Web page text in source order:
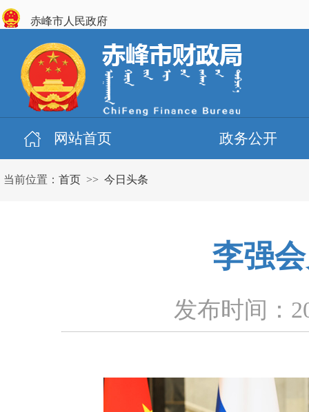
赤峰市人民政府
网站首页 政务公开
当前位置： 首页 >> 今日头条
李强
发布时间：